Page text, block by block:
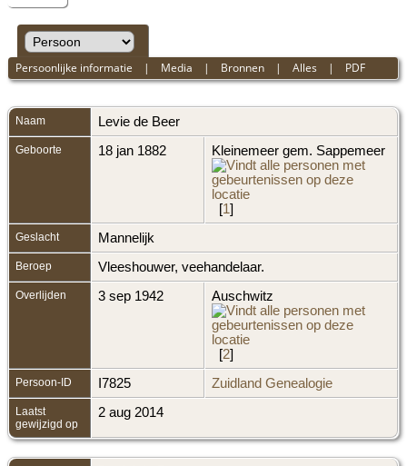
Persoonlijke informatie | Media | Bronnen |Alles | PDF
Naam Levie de Beer
Geboorte 18 jan 1882 Kleinemeer gem. Sappemeer
[1 ]
Geslacht Mannelijk
Beroep Vleeshouwer, veehandelaar.
Overlijden 3 sep 1942 Auschwitz
[2]
Persoon-ID I7825 Zuidland Genealogie
Laatst
gewijzigd op
2 aug 2014